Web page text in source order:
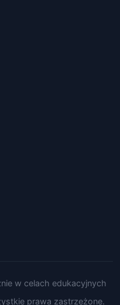
w celach edukacyjnych
prawa zastrzeżone.